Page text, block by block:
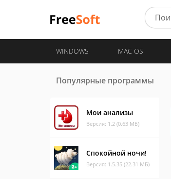
WINDOWS MAC OS
Популярные программы
Мои анализы
Версия: 1.2 (0.63 МБ)
Спокойной ночи!
Версия: 1.5.35 (22.31 МБ)